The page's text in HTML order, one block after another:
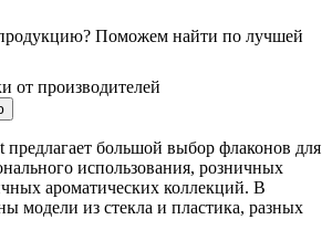
Поможем найти по лучшей
от производителей
большой выбор флаконов для
использования, розничных
ароматических коллекций. В
модели из стекла и пластика, разных